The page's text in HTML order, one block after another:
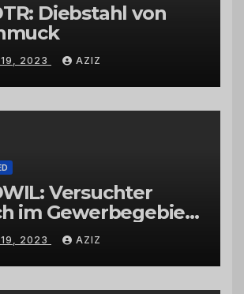
Diebstahl von
19, 2023 AZIZ
Versuchter
im Gewerbegebiet
19, 2023 AZIZ